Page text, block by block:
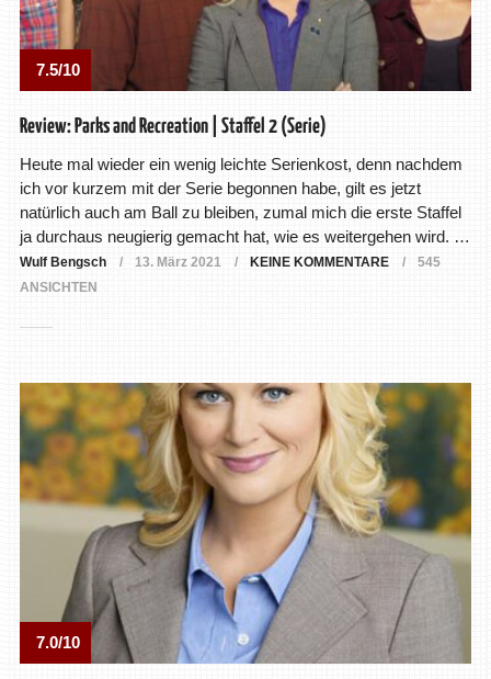
7.5/10
Review: Parks and Recreation | Staffel 2 (Serie)
Heute mal wieder ein wenig leichte Serienkost, denn nachdem
ich vor kurzem mit der Serie begonnen habe, gilt es jetzt
natürlich auch am Ball zu bleiben, zumal mich die erste Staffel
ja durchaus neugierig gemacht hat, wie es weitergehen wird. …
Wulf Bengsch 13. März 2021 KEINE KOMMENTARE
545
ANSICHTEN
7.0/10